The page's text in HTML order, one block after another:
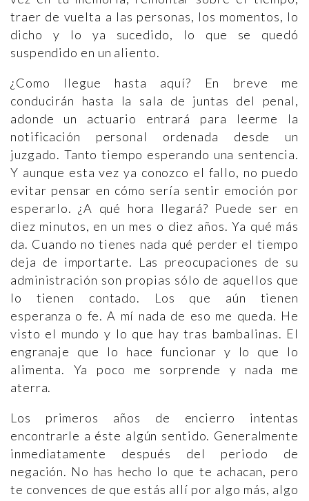
traer de vuelta a las personas, los momentos, lo
dicho y lo ya sucedido, lo que se quedó
suspendido en un aliento.
¿Como llegue hasta aquí? En breve me
conducirán hasta la sala de juntas del penal,
adonde un actuario entrará para leerme la
notificación personal ordenada desde un
juzgado. Tanto tiempo esperando una sentencia.
Y aunque esta vez ya conozco el fallo, no puedo
evitar pensar en cómo sería sentir emoción por
esperarlo. ¿A qué hora llegará? Puede ser en
diez minutos, en un mes o diez años. Ya qué más
da. Cuando no tienes nada qué perder el tiempo
deja de importarte. Las preocupaciones de su
administración son propias sólo de aquellos que
lo tienen contado. Los que aún tienen
esperanza o fe. A mí nada de eso me queda. He
visto el mundo y lo que hay tras bambalinas. El
engranaje que lo hace funcionar y lo que lo
alimenta. Ya poco me sorprende y nada me
aterra.
Los primeros años de encierro intentas
encontrarle a éste algún sentido. Generalmente
inmediatamente después del periodo de
negación. No has hecho lo que te achacan, pero
te convences de que estás allí por algo más, algo